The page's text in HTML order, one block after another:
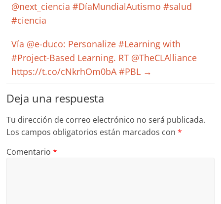
@next_ciencia #DíaMundialAutismo #salud
#ciencia
Vía @e-duco: Personalize #Learning with
#Project-Based Learning. RT @TheCLAlliance
https://t.co/cNkrhOm0bA #PBL →
Deja una respuesta
Tu dirección de correo electrónico no será publicada.
Los campos obligatorios están marcados con*
Comentario*